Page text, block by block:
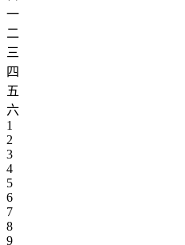
一
二
三
四
五
六
1
2
3
4
5
6
7
8
9